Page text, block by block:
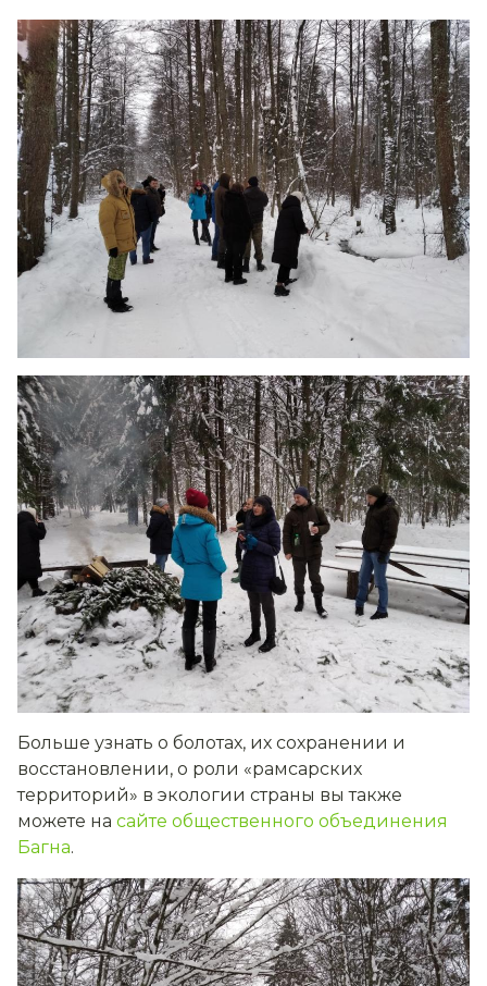
Больше узнать о болотах, их сохранении и
восстановлении, о роли «рамсарских
территорий» в экологии страны вы также
можете на сайте общественного объединения
Багна.